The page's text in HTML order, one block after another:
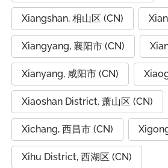
Xiangshan, 相山区 (CN)
Xiangyang, 襄阳市 (CN)
Xianyang, 咸阳市 (CN)
Xiaoshan District, 萧山区 (CN)
Xichang, 西昌市 (CN)
Xihu District, 西湖区 (CN)